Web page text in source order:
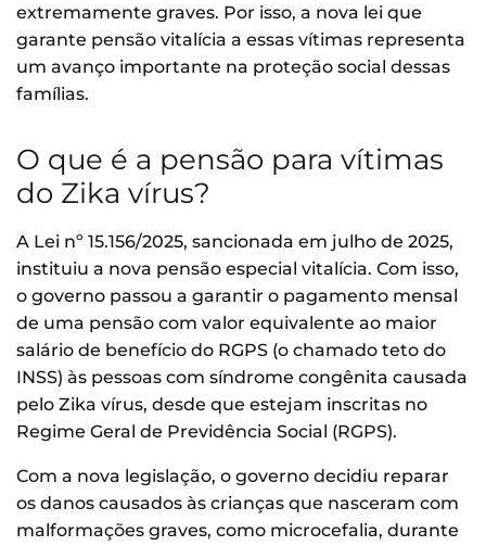
extremamente graves. Por isso, a nova lei que
garante pensão vitalícia a essas vítimas representa
um avanço importante na proteção social dessas
famílias.
O que é a pensão para vítimas
do Zika vírus?
A Lei nº 15.156/2025, sancionada em julho de 2025,
instituiu a nova pensão especial vitalícia. Com isso,
o governo passou a garantir o pagamento mensal
de uma pensão com valor equivalente ao maior
salário de benefício do RGPS (o chamado teto do
INSS) às pessoas com síndrome congênita causada
pelo Zika vírus, desde que estejam inscritas no
Regime Geral de Previdência Social (RGPS).
Com a nova legislação, o governo decidiu reparar
os danos causados às crianças que nasceram com
malformações graves, como microcefalia, durante